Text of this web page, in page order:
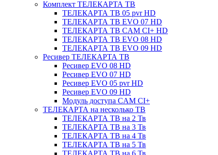
Комплект ТЕЛЕКАРТА ТВ
ТЕЛЕКАРТА ТВ 05 pvr HD
ТЕЛЕКАРТА ТВ EVO 07 HD
ТЕЛЕКАРТА ТВ CAM CI+ HD
ТЕЛЕКАРТА ТВ EVO 08 HD
ТЕЛЕКАРТА ТВ EVO 09 HD
Ресивер ТЕЛЕКАРТА ТВ
Ресивер EVO 08 HD
Ресивер EVO 07 HD
Ресивер EVO 05 pvr HD
Ресивер EVO 09 HD
Модуль доступа CAM CI+
ТЕЛЕКАРТА на несколько ТВ
ТЕЛЕКАРТА ТВ на 2 Тв
ТЕЛЕКАРТА ТВ на 3 Тв
ТЕЛЕКАРТА ТВ на 4 Тв
ТЕЛЕКАРТА ТВ на 5 Тв
ТЕЛЕКАРТА ТВ на 6 Тв